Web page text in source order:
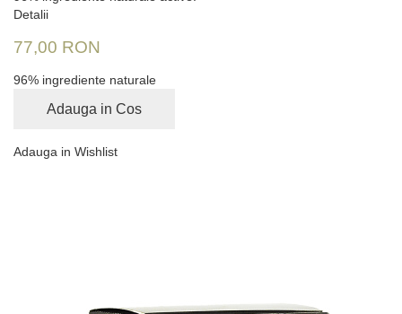
Detalii
77,00 RON
96% ingrediente naturale
Adauga in Cos
Adauga in Wishlist